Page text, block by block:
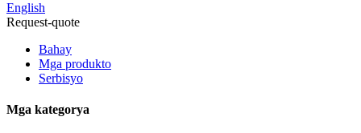
English
Request-quote
Bahay
Mga produkto
Serbisyo
Mga kategorya